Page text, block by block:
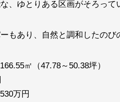
、ゆとりある区画がそろって
もあり、自然と調和したのび
㎡（47.78～50.38坪）
万円